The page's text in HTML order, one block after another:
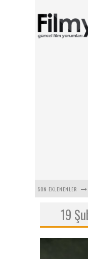
SON EKLENENLER
19